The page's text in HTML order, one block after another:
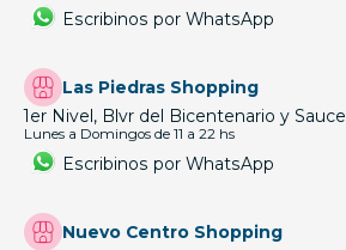
Escribinos por WhatsApp
Las Piedras Shopping
1er Nivel, Blvr del Bicentenario y Sauce
Lunes a Domingos de 11 a 22 hs
Escribinos por WhatsApp
Nuevo Centro Shopping